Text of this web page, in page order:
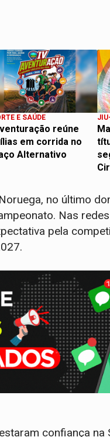
E SAÚDE
reúne
em corrida no
Alternativo
no último
Nas
pela
confiança